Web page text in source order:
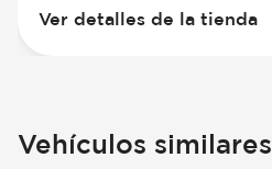
Ver detalles de la tienda
Vehículos similares